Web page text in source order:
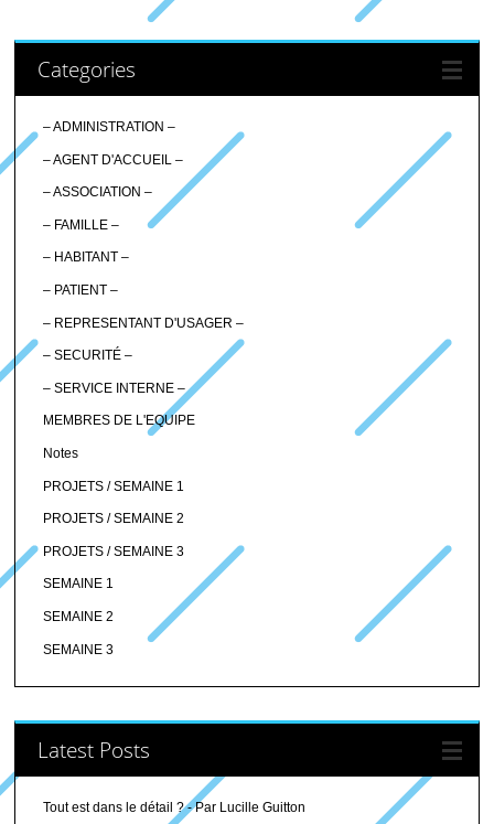
Categories
– ADMINISTRATION –
– AGENT D'ACCUEIL –
– ASSOCIATION –
– FAMILLE –
– HABITANT –
– PATIENT –
– REPRESENTANT D'USAGER –
– SECURITÉ –
– SERVICE INTERNE –
MEMBRES DE L'EQUIPE
Notes
PROJETS / SEMAINE 1
PROJETS / SEMAINE 2
PROJETS / SEMAINE 3
SEMAINE 1
SEMAINE 2
SEMAINE 3
Latest Posts
Tout est dans le détail ? - Par Lucille Guitton